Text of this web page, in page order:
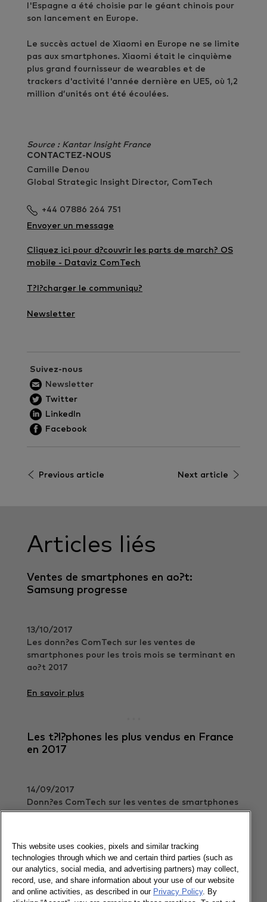
l'Espagne a été choisie par le géant chinois pour
son lancement en Europe.
Le succès actuel de Xiaomi en Europe ne se limite
pas aux smartphones. Xiaomi était le cinquième
plus grand fournisseur de wearables et de
trackers d'activité l'année dernière en UE5, où 1,2
million d’unités ont été écoulées.
Source : Kantar Insight France
CONTACTEZ-NOUS
Camille Denou
Global Strategic Insight Director, ComTech
+44 07886 264 751
Envoyer un message
Cliquez ici pour d?couvrir les parts de march? OS
mobile - Dataviz ComTech
T?l?charger le communiqu?
Newsletter
Suivez-nous
Newsletter
Twitter
LinkedIn
Facebook
Previous article Next article
Articles liés
Ventes de smartphones en ao?t:
Samsung progresse
13/10/2017
Les donn?es ComTech sur les ventes de
smartphones pour les trois mois se terminant en
ao?t 2017
En savoir plus
Les t?l?phones les plus vendus en France
en 2017
14/09/2017
Donn?es ComTech sur les ventes de smartphones
Samsung et Apple en bonne forme
This website uses cookies, pixels and similar tracking
technologies through which we and certain third parties (such as
our analytics, social media, and advertising partners) may collect,
record, use, and share information about your use of our website
and online activities, as described in our Privacy Policy. By